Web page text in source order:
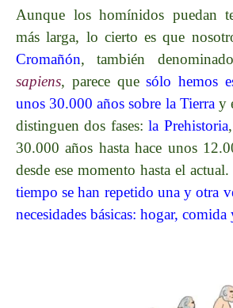
Aunque los homínidos puedan
más larga, lo cierto es que
Cromañón, también
sapiens, parece quesólo hemos
unos 30.000 años sobre la Tierra y
distinguen dos fases:la Prehistoria
30.000 años hasta hace unos
desde ese momento hasta el
tiempo se han repetido una y otra
necesidades básicas: hogar, comida